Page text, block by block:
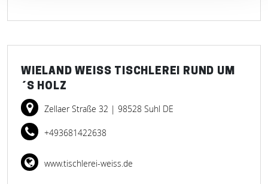
WIELAND WEISS TISCHLEREI RUND UM´
S HOLZ
Zellaer Straße 32 | 98528 Suhl DE
+493681422638
www.tischlerei-weiss.de